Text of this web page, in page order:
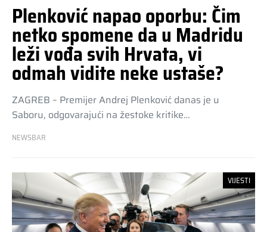
Plenković napao oporbu: Čim
netko spomene da u Madridu
leži vođa svih Hrvata, vi
odmah vidite neke ustaše?
ZAGREB – Premijer Andrej Plenković danas je u
Saboru, odgovarajući na žestoke kritike…
NEWSBAR
VIJESTI